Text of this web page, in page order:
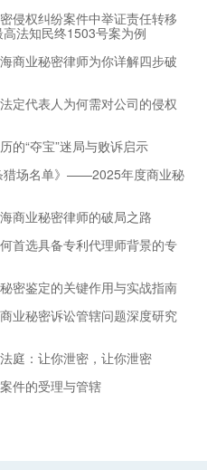
侵权纠纷案件中举证责任转移
法知民终1503号案为例
商业秘密律师为你详解四步破
定代表人为何需对公司的侵权
的“夺宝”迷局与败诉启示
猎场名单》——2025年度商业秘
商业秘密律师的破局之路
首选具备专利代理师背景的专
密鉴定的关键作用与实战指南
业秘密诉讼管辖问题深度研究
庭：让你泄密，让你泄密
件的受理与管辖